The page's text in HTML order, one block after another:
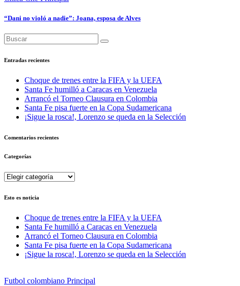
“Dani no violó a nadie”: Joana, esposa de Alves
Entradas recientes
Choque de trenes entre la FIFA y la UEFA
Santa Fe humilló a Caracas en Venezuela
Arrancó el Torneo Clausura en Colombia
Santa Fe pisa fuerte en la Copa Sudamericana
¡Sigue la rosca!, Lorenzo se queda en la Selección
Comentarios recientes
Categorías
Categorías
Esto es noticia
Choque de trenes entre la FIFA y la UEFA
Santa Fe humilló a Caracas en Venezuela
Arrancó el Torneo Clausura en Colombia
Santa Fe pisa fuerte en la Copa Sudamericana
¡Sigue la rosca!, Lorenzo se queda en la Selección
Futbol colombiano Principal